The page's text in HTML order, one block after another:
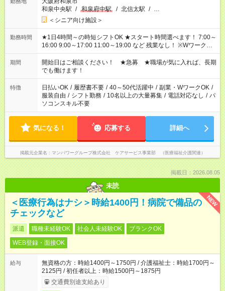
和泉中央駅 / 和泉府中駅 / 北信太駅 / …
＜シニア向け施設＞
勤務時間
★1日4時間～の時短シフトOK ★スタート時間選べます！ 7:00～
16:00 9:00～17:00 11:00～19:00 など 残業なし！ ※Wワークの
場合、他のお仕事と合わせ週40時間超の就業はご案内できませ
ん ※法令に基づき、週20時間以上勤務は社会保険への加入対象
となります ※労働者派遣法（日雇い派遣の原則禁止）により、
短時間・短期間の就業はご案内が難しい場合があります
期間
開始日はご相談ください！ ★急募 ★職場が気に入れば、長期
でも働けます！
特徴 日払いOK / 履歴書不要 / 40～50代活躍中 / 副業・WワークOK /
服装自由 / シフト勤務 / 10名以上の大量募集 / 電話対応なし / パ
ソコンスキル不要
気になる！ 応募する 詳細へ
掲載元企業名 マンパワーグループ株式会社 ケアサービス事業部 （医療福祉介護関連）
掲載日：2026.08.05
未読
NEW
＜医療行為はナシ＞時給1400円！病院で備品の
チェックなど
派遣 職種未経験OK 社会人未経験OK
ブランクOK
WEB登録・面接OK
給与
無資格の方：時給1400円～1750円 / 介護福祉士：時給1700円～
2125円 / 初任者以上：時給1500円～1875円
交通費別途支給あり